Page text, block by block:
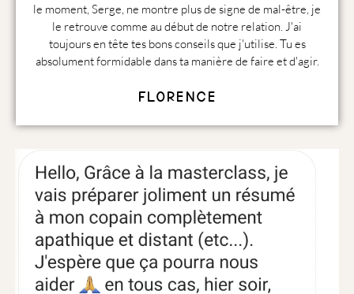
le moment, Serge, ne montre plus de signe de mal-être, je
le retrouve comme au début de notre relation. J'ai
toujours en tête tes bons conseils que j'utilise. Tu es
absolument formidable dans ta manière de faire et d'agir.
Florence